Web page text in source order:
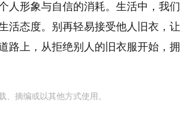
人形象与自信的消耗。生活中，我们
活态度。别再轻易接受他人旧衣，让
路上，从拒绝别人的旧衣服开始，拥
、摘编或以其他方式使用。